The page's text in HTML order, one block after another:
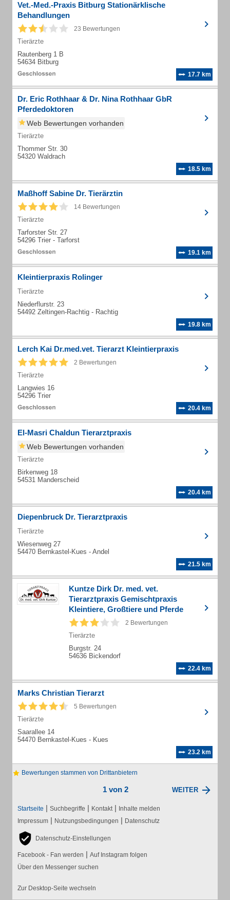
Vet.-Med.-Praxis Bitburg Stationärklische
Behandlungen
23 Bewertungen
Tierärzte
Rautenberg 1 B
54634 Bitburg
17.7 km
Dr. Eric Rothhaar & Dr. Nina Rothhaar GbR
Pferdedoktoren
Web Bewertungen vorhanden
Tierärzte
Thommer Str. 30
54320 Waldrach
18.5 km
Maßhoff Sabine Dr. Tierärztin
14 Bewertungen
Tierärzte
Tarforster Str. 27
54296 Trier - Tarforst
19.1 km
Kleintierpraxis Rolinger
Tierärzte
Niederflurstr. 23
54492 Zeltingen-Rachtig - Rachtig
19.8 km
Lerch Kai Dr.med.vet. Tierarzt Kleintierpraxis
2 Bewertungen
Tierärzte
Langwies 16
54296 Trier
20.4 km
El-Masri Chaldun Tierarztpraxis
Web Bewertungen vorhanden
Tierärzte
Birkenweg 18
54531 Manderscheid
20.4 km
Diepenbruck Dr. Tierarztpraxis
Tierärzte
Wiesenweg 27
54470 Bernkastel-Kues - Andel
21.5 km
Kuntze Dirk Dr. med. vet.
Tierarztpraxis Gemischtpraxis
Kleintiere, Großtiere und Pferde
2 Bewertungen
Tierärzte
Burgstr. 24
54636 Bickendorf
22.4 km
Marks Christian Tierarzt
5 Bewertungen
Tierärzte
Saarallee 14
54470 Bernkastel-Kues - Kues
23.2 km
Bewertungen stammen von Drittanbietern
1 von 2 WEITER
Startseite | Suchbegriffe | Kontakt | Inhalte melden
Impressum | Nutzungsbedingungen | Datenschutz
Datenschutz-Einstellungen
Facebook - Fan werden | Auf Instagram folgen
Über den Messenger suchen
Zur Desktop-Seite wechseln